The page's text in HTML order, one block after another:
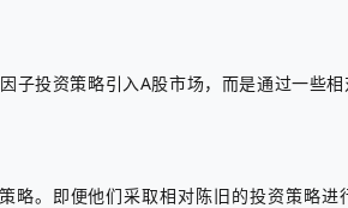
投资策略引入A股市场，而是通过一些相
略。即便他们采取相对陈旧的投资策略进